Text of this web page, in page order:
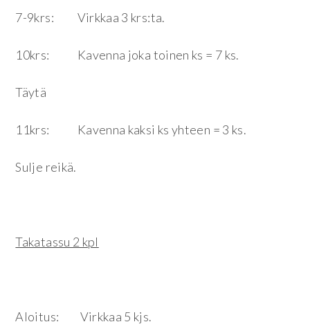
7-9krs: Virkkaa 3 krs:ta.
10krs: Kavenna joka toinen ks = 7 ks.
Täytä
11krs: Kavenna kaksi ks yhteen = 3 ks.
Sulje reikä.
Takatassu 2 kpl
Aloitus: Virkkaa 5 kjs.